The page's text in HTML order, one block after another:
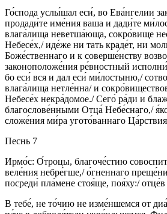
Го́спода услы́шал еси́, во Ева́нгелии
продади́те име́ния ваша и дади́те
влага́лища неветша́юща, сокро́вище
Небесе́х,/ иде́же ни тать краде́т, ни
Боже́ственнаго и к соверше́нству
законоположе́ния ре́вностный
бо еси́ вся и дал еси́ ми́лостыню,/
влага́лища нетле́нна/ и
Небесе́х некра́домое./ Сего́ ра́ди и
благослове́нными Отца́ Небе́снаго,/
сложе́ния ми́ра угото́ваннаго
Песнь 7
Ирмо́с: О́троцы, благоче́стию
веле́ния небре́гше,/ о́гненнаго
посреди́ пла́мене стоя́ще, поя́ху:/
В тебе́, не то́чию не изме́ншемся от